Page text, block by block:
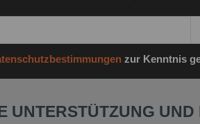
zur Kenntnis
UNTERSTÜTZUNG UND